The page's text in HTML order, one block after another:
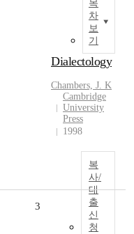
목
차
보
기
Dialectology
Chambers, J. K
Cambridge
University
Press
1998
복
사/
대
출
신
청
3